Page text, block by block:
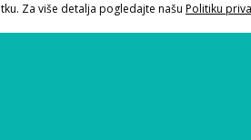
Za više detalja pogledajte našu Politiku